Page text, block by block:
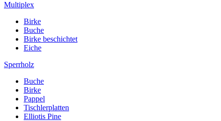
Multiplex
Birke
Buche
Birke beschichtet
Eiche
Sperrholz
Buche
Birke
Pappel
Tischlerplatten
Elliotis Pine